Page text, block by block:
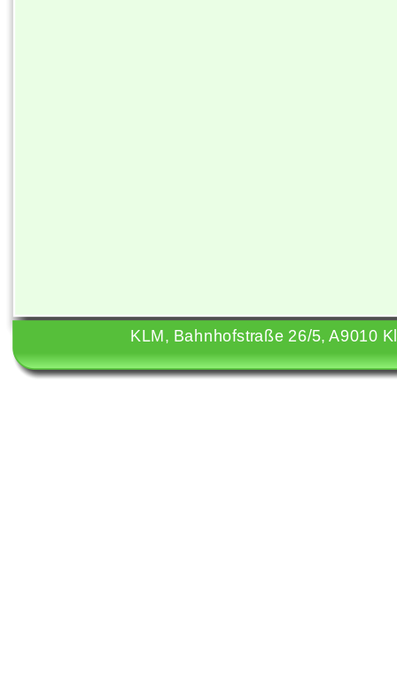
KLM, Bahnhofstraße 26/5, A9010